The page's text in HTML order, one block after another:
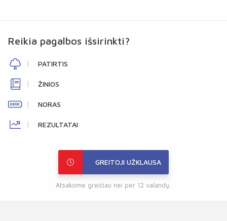
Reikia pagalbos išsirinkti?
PATIRTIS
ŽINIOS
NORAS
REZULTATAI
GREITOJI UŽKLAUSA
Atsakome greičiau nei per 12 valandų.